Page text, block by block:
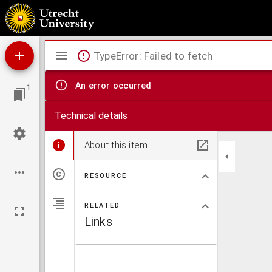
Itinerarivm Oder Reisebüchlein, Darinnen Summarische Beschreibung, aus hundert
gemeiner Deutscher Meilen solche von gedachten hundert Stedten gelegen, vnd
vnd Wanderssleuten, zu nutz vnd förderlicher Nachrichtung jrer Reisen
1
Mirador
viewer
TypeError: Failed to fetch
An error occurred
Technical details
About this item
RESOURCE
RELATED
Links